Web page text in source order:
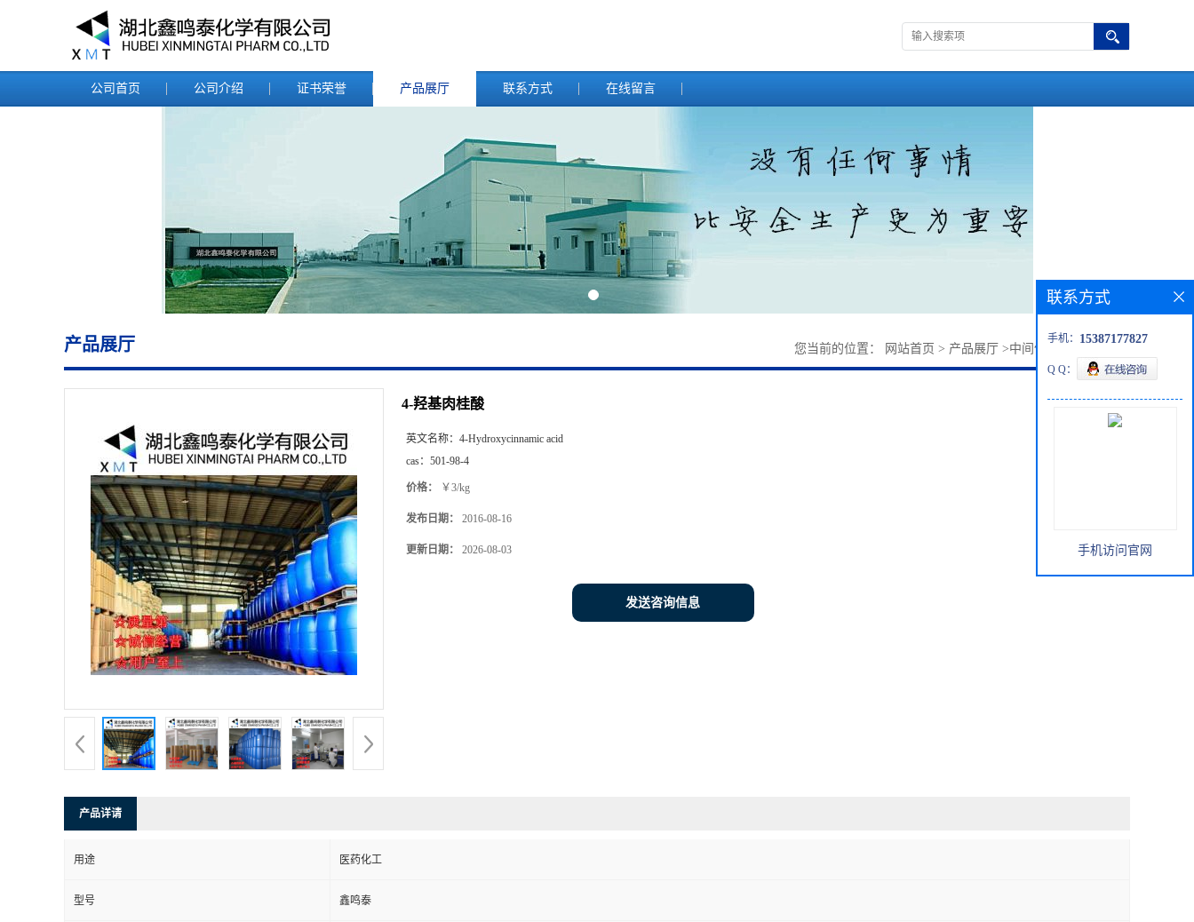
公司首页 公司介绍 证书荣誉 产品展厅 联系方式 在线留言
产品展厅 您当前的位置： 网站首页 > 产品展厅 >中间体
4-羟基肉桂酸
英文名称： 4-Hydroxycinnamic acid
cas： 501-98-4
价格： ￥3/kg
发布日期： 2016-08-16
更新日期： 2026-08-03
发送咨询信息
产品详请
用途 医药化工
型号 鑫鸣泰
联系方式
手机： 15387177827
Q Q：
手机访问官网